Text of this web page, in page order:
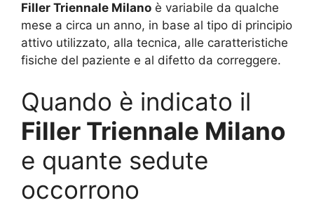
Filler Triennale Milano è variabile da qualche
mese a circa un anno, in base al tipo di principio
attivo utilizzato, alla tecnica, alle caratteristiche
fisiche del paziente e al difetto da correggere.
Quando è indicato il
Filler Triennale Milano
e quante sedute
occorrono